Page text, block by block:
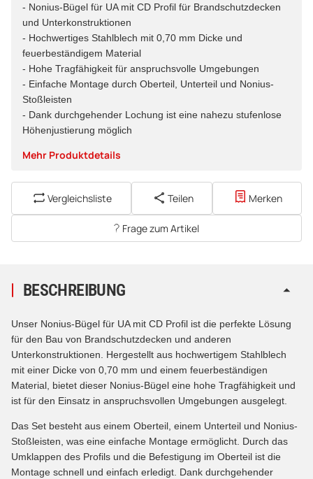
- Nonius-Bügel für UA mit CD Profil für Brandschutzdecken
und Unterkonstruktionen
- Hochwertiges Stahlblech mit 0,70 mm Dicke und
feuerbeständigem Material
- Hohe Tragfähigkeit für anspruchsvolle Umgebungen
- Einfache Montage durch Oberteil, Unterteil und Nonius-
Stoßleisten
- Dank durchgehender Lochung ist eine nahezu stufenlose
Höhenjustierung möglich
Mehr Produktdetails
Vergleichsliste Teilen Merken
Frage zum Artikel
BESCHREIBUNG
Unser Nonius-Bügel für UA mit CD Profil ist die perfekte Lösung
für den Bau von Brandschutzdecken und anderen
Unterkonstruktionen. Hergestellt aus hochwertigem Stahlblech
mit einer Dicke von 0,70 mm und einem feuerbeständigen
Material, bietet dieser Nonius-Bügel eine hohe Tragfähigkeit und
ist für den Einsatz in anspruchsvollen Umgebungen ausgelegt.
Das Set besteht aus einem Oberteil, einem Unterteil und Nonius-
Stoßleisten, was eine einfache Montage ermöglicht. Durch das
Umklappen des Profils und die Befestigung im Oberteil ist die
Montage schnell und einfach erledigt. Dank durchgehender